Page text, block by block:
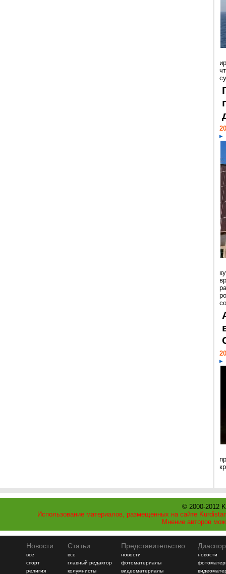
© 2000-2012
Использование материалов, размещенных на сайте
Мнение авторов
Новости
все
спорт
религия
Статьи
все
главный редактор
колумнисты
Представительство
новости
фотоматериалы
видеоматериалы
новости